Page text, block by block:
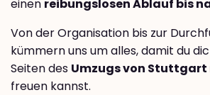
einen reibungslosen Ablauf bis
Von der Organisation bis zur
kümmern uns um alles, damit du
Seiten des Umzugs von Stuttgart
freuen kannst.